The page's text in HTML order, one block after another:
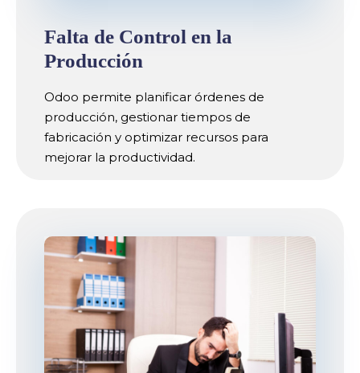
Falta de Control en la
Producción
Odoo permite planificar órdenes de
producción, gestionar tiempos de
fabricación y optimizar recursos para
mejorar la productividad.